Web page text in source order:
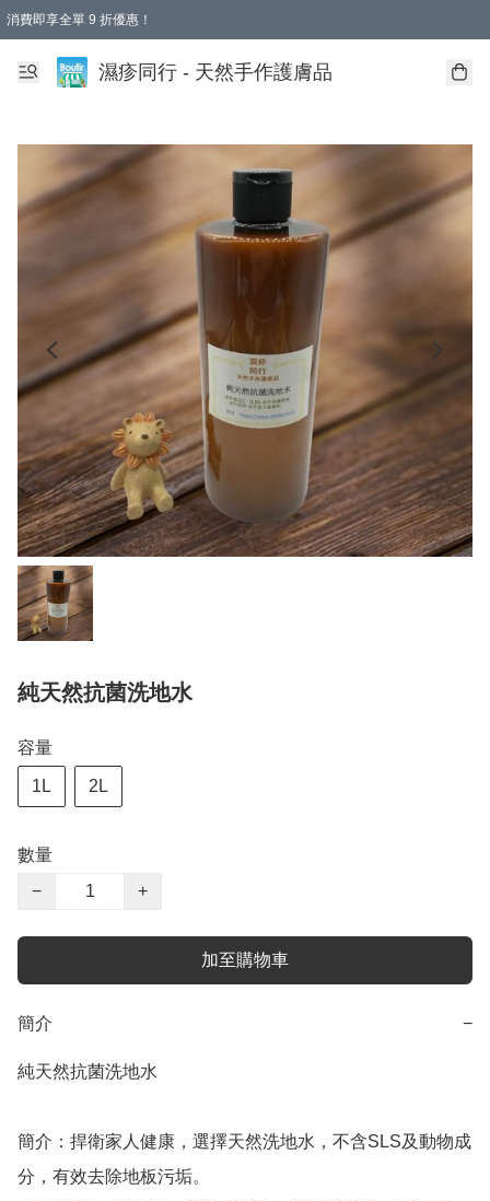
消費即享全單 9 折優惠！
濕疹同行 - 天然手作護膚品
純天然抗菌洗地水
容量
1L 2L
數量
−
+
加至購物車
簡介 −
純天然抗菌洗地水
簡介：捍衛家人健康，選擇天然洗地水，不含SLS及動物成
分，有效去除地板污垢。